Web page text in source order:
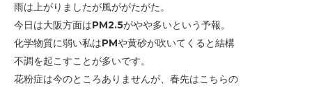
雨は上がりましたが風ががたがた。
今日は大阪方面はPM2.5がやや多いという予報。
化学物質に弱い私はPMや黄砂が吹いてくると結構
不調を起こすことが多いです。
花粉症は今のところありませんが、春先はこちらの